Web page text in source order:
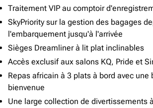
Traitement VIP au comptoir
SkyPriority sur la gestion des bagages
l'embarquement jusqu'à l'arrivée
Sièges Dreamliner à lit plat inclinables
Accès exclusif aux salons KQ, Pride et
Repas africain à 3 plats à bord avec une
bienvenue
Une large collection de divertissements